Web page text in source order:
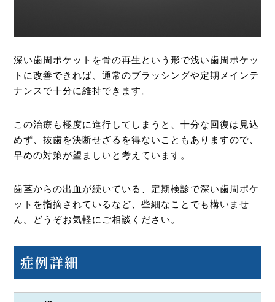
深い歯周ポケットを骨の再生という形で浅い歯周ポケッ
トに改善できれば、通常のブラッシングや定期メインテ
ナンスで十分に維持できます。
この治療も極度に進行してしまうと、十分な回復は見込
めず、抜歯を決断せざるを得ないこともありますので、
早めの対策が望ましいと考えています。
歯茎からの出血が続いている、定期検診で深い歯周ポケ
ットを指摘されているなど、些細なことでも構いませ
ん。どうぞお気軽にご相談ください。
症例詳細